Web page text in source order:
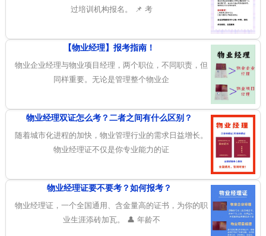
过培训机构报名。 📌 考
【物业经理】报考指南！
物业企业经理与物业项目经理，两个职位，不同职责，但
同样重要。无论是管理整个物业企
物业经理双证怎么考？二者之间有什么区别？
随着城市化进程的加快，物业管理行业的需求日益增长。
物业经理证不仅是你专业能力的证
物业经理证要不要考？如何报考？
物业经理证，一个全国通用、含金量高的证书，为你的职
业生涯添砖加瓦。 👤 年龄不